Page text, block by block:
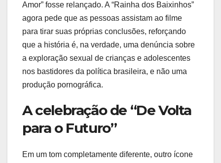
Amor” fosse relançado. A “Rainha dos Baixinhos”
agora pede que as pessoas assistam ao filme
para tirar suas próprias conclusões, reforçando
que a história é, na verdade, uma denúncia sobre
a exploração sexual de crianças e adolescentes
nos bastidores da política brasileira, e não uma
produção pornográfica.
A celebração de “De Volta
para o Futuro”
Em um tom completamente diferente, outro ícone